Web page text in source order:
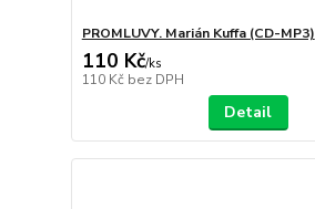
PROMLUVY. Marián Kuffa (CD-MP3)
110 Kč/ks
110 Kč bez DPH
Detail